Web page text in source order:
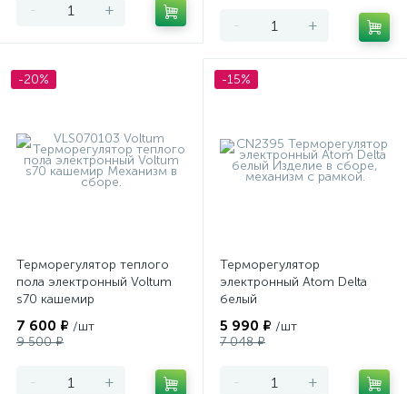
- +
- +
-20%
Терморегулятор теплого
пола электронный Voltum
s70 кашемир
7 600 ₽ /шт
9 500 ₽
- +
-15%
Терморегулятор
электронный Atom Delta
белый
5 990 ₽ /шт
7 048 ₽
- +